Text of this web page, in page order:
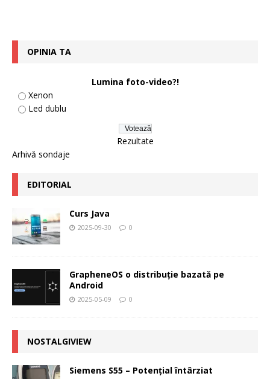
OPINIA TA
Lumina foto-video?!
Xenon
Led dublu
Rezultate
Arhivă sondaje
EDITORIAL
Curs Java
2025-09-30 0
GrapheneOS o distribuție bazată pe
Android
2025-05-09 0
NOSTALGIVIEW
Siemens S55 – Potenţial întârziat